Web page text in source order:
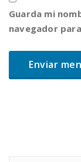
Guarda mi
navegador